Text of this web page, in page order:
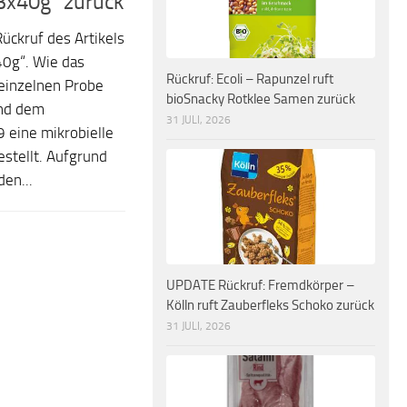
des Artikels
Wie das
Probe
dem
eine mikrobielle
Aufgrund
Rückruf: Ecoli – Rapunzel ruft
bioSnacky Rotklee Samen zurück
31 JULI, 2026
UPDATE Rückruf: Fremdkörper –
Kölln ruft Zauberfleks Schoko zurück
31 JULI, 2026